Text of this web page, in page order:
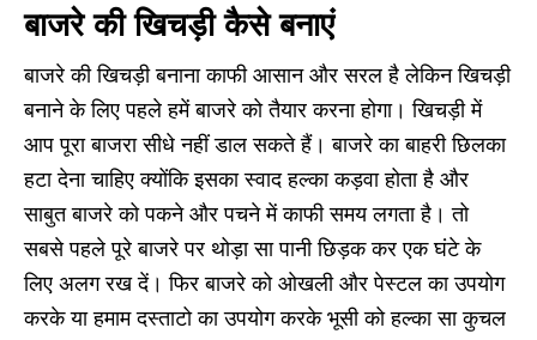
बाजरे की खिचड़ी कैसे बनाएं
बाजरे की खिचड़ी बनाना काफी आसान और सरल है लेकिन खिचड़ी
बनाने के लिए पहले हमें बाजरे को तैयार करना होगा। खिचड़ी में
आप पूरा बाजरा सीधे नहीं डाल सकते हैं। बाजरे का बाहरी छिलका
हटा देना चाहिए क्योंकि इसका स्वाद हल्का कड़वा होता है और
साबुत बाजरे को पकने और पचने में काफी समय लगता है। तो
सबसे पहले पूरे बाजरे पर थोड़ा सा पानी छिड़क कर एक घंटे के
लिए अलग रख दें। फिर बाजरे को ओखली और पेस्टल का उपयोग
करके या हमाम दस्ताटो का उपयोग करके भूसी को हल्का सा कुचल